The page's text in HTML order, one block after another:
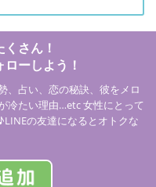
さん！
ーしよう！
、占い、恋の秘訣、彼をメロ
冷たい理由…etc 女性にとって
の友達になるとオトクな